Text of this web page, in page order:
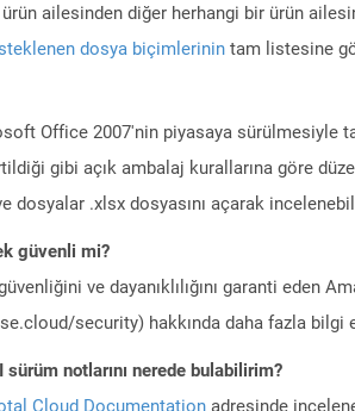
ailesinden diğer herhangi bir ürün
dosya biçimlerinin tam listesine
Office 2007'nin piyasaya sürülmesiyle
gibi açık ambalaj kurallarına göre
dosyalar .xlsx dosyasını açarak
güvenli mi?
ve dayanıklılığını garanti eden
security) hakkında daha fazla bilgi
notlarını nerede bulabilirim?
Cloud Documentation adresinde